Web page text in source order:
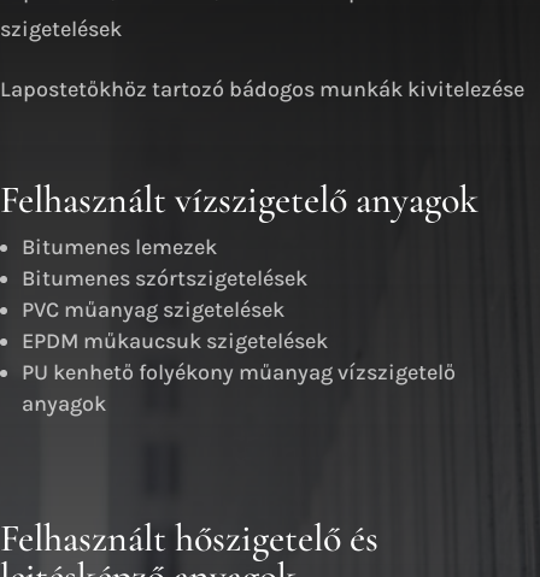
PU kenhető folyékony műanyag vízszigetelő
anyagok
Felhasznált hőszigetelő és
lejtésképző anyagok
XPS extrudált polisztirol hőszigetelések
EPS expandált polisztirol hőszigetelések
Kőzetgyapott hőszigetelések
PIR hab hőszigetelések